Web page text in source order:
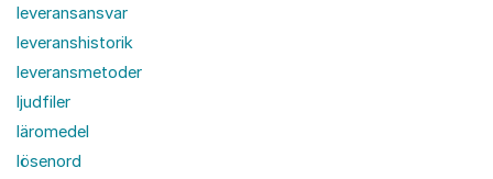
leveransansvar
leveranshistorik
leveransmetoder
ljudfiler
läromedel
lösenord